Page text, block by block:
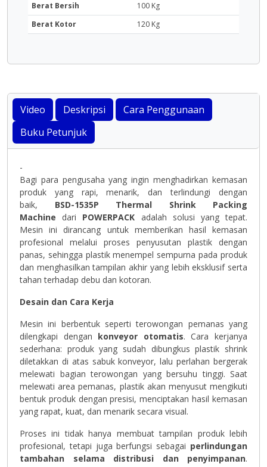
Berat Bersih
100 Kg
Berat Kotor
120 Kg
Video Deskripsi
Cara Penggunaan
Buku Petunjuk
-
Bagi para pengusaha yang ingin menghadirkan kemasan
produk yang rapi, menarik, dan terlindungi dengan
baik, BSD-1535P Thermal Shrink Packing
Machine dari POWERPACK adalah solusi yang tepat.
Mesin ini dirancang untuk memberikan hasil kemasan
profesional melalui proses penyusutan plastik dengan
panas, sehingga plastik menempel sempurna pada produk
dan menghasilkan tampilan akhir yang lebih eksklusif serta
tahan terhadap debu dan kotoran.
Desain dan Cara Kerja
Mesin ini berbentuk seperti terowongan pemanas yang
dilengkapi dengan konveyor otomatis. Cara kerjanya
sederhana: produk yang sudah dibungkus plastik shrink
diletakkan di atas sabuk konveyor, lalu perlahan bergerak
melewati bagian terowongan yang bersuhu tinggi. Saat
melewati area pemanas, plastik akan menyusut mengikuti
bentuk produk dengan presisi, menciptakan hasil kemasan
yang rapat, kuat, dan menarik secara visual.
Proses ini tidak hanya membuat tampilan produk lebih
profesional, tetapi juga berfungsi sebagai perlindungan
tambahan selama distribusi dan penyimpanan.